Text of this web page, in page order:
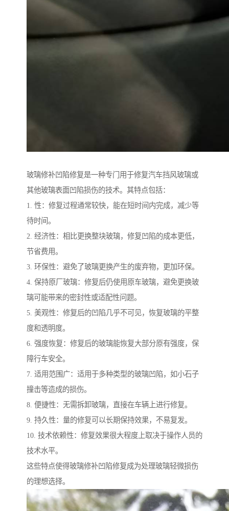
玻璃修补凹陷修复是一种专门用于修复汽车挡风玻璃或
其他玻璃表面凹陷损伤的技术。其特点包括：
1. 性：修复过程通常较快，能在短时间内完成，减少等
待时间。
2. 经济性：相比更换整块玻璃，修复凹陷的成本更低，
节省费用。
3. 环保性：避免了玻璃更换产生的废弃物，更加环保。
4. 保持原厂玻璃：修复后仍使用原车玻璃，避免更换玻
璃可能带来的密封性或适配性问题。
5. 美观性：修复后的凹陷几乎不可见，恢复玻璃的平整
度和透明度。
6. 强度恢复：修复后的玻璃能恢复大部分原有强度，保
障行车安全。
7. 适用范围广：适用于多种类型的玻璃凹陷，如小石子
撞击等造成的损伤。
8. 便捷性：无需拆卸玻璃，直接在车辆上进行修复。
9. 持久性：量的修复可以长期保持效果，不易复发。
10. 技术依赖性：修复效果很大程度上取决于操作人员的
技术水平。
这些特点使得玻璃修补凹陷修复成为处理玻璃轻微损伤
的理想选择。